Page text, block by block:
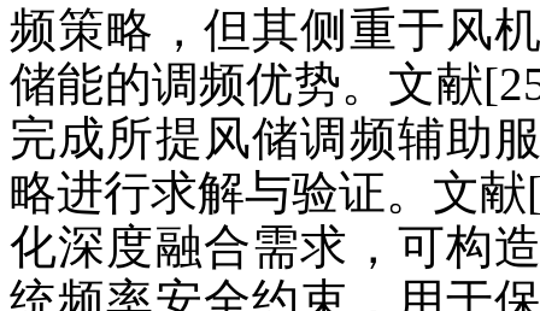
频策略，但其侧重于风
储能的调频优势。文献
完成所提风储调频辅助
略进行求解与验证。文
化深度融合需求，可构